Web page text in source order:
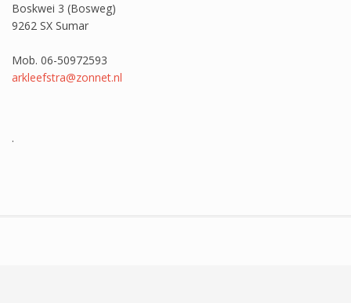
Boskwei 3 (Bosweg)
9262 SX Sumar
Mob. 06-50972593
arkleefstra@zonnet.nl
.